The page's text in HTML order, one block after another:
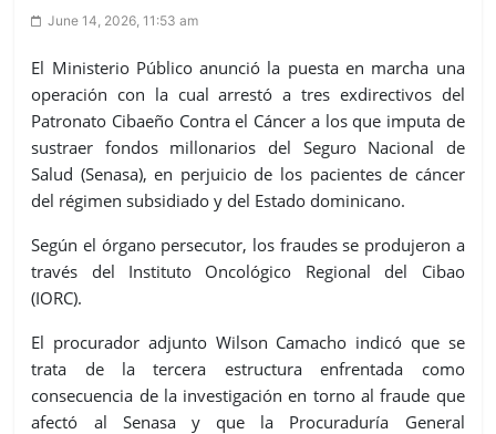
June 14, 2026, 11:53 am
El Ministerio Público anunció la puesta en marcha una
operación con la cual arrestó a tres exdirectivos del
Patronato Cibaeño Contra el Cáncer a los que imputa de
sustraer fondos millonarios del Seguro Nacional de
Salud (Senasa), en perjuicio de los pacientes de cáncer
del régimen subsidiado y del Estado dominicano.
Según el órgano persecutor, los fraudes se produjeron a
través del Instituto Oncológico Regional del Cibao
(IORC).
El procurador adjunto Wilson Camacho indicó que se
trata de la tercera estructura enfrentada como
consecuencia de la investigación en torno al fraude que
afectó al Senasa y que la Procuraduría General